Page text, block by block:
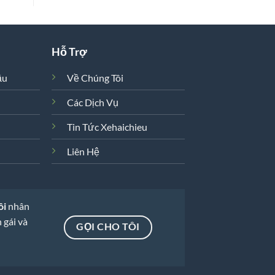
Hỗ Trợ
Về Chúng Tôi
Các Dịch Vụ
Tin Tức Xehaichieu
Liên Hệ
nhân
gái và
GỌI CHO TÔI